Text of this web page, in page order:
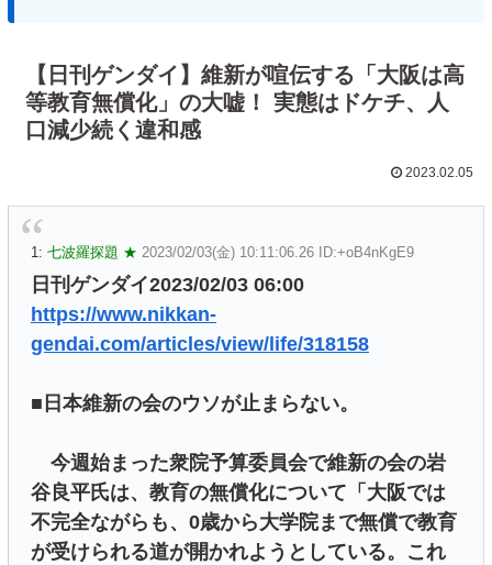
【日刊ゲンダイ】維新が喧伝する「大阪は高
等教育無償化」の大嘘！ 実態はドケチ、人
口減少続く違和感
2023.02.05
1: 七波羅探題 ★ 2023/02/03(金) 10:11:06.26 ID:+oB4nKgE9
日刊ゲンダイ2023/02/03 06:00
https://www.nikkan-
gendai.com/articles/view/life/318158
■日本維新の会のウソが止まらない。
今週始まった衆院予算委員会で維新の会の岩
谷良平氏は、教育の無償化について「大阪では
不完全ながらも、0歳から大学院まで無償で教育
が受けられる道が開かれようとしている。これ